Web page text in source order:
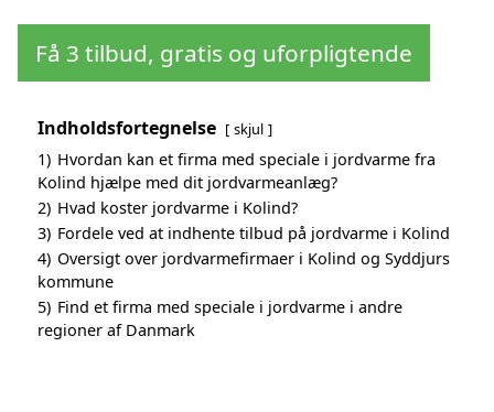
Få 3 tilbud, gratis og uforpligtende
Indholdsfortegnelse skjul
1) Hvordan kan et firma med speciale i jordvarme fra
Kolind hjælpe med dit jordvarmeanlæg?
2) Hvad koster jordvarme i Kolind?
3) Fordele ved at indhente tilbud på jordvarme i Kolind
4) Oversigt over jordvarmefirmaer i Kolind og Syddjurs
kommune
5) Find et firma med speciale i jordvarme i andre
regioner af Danmark